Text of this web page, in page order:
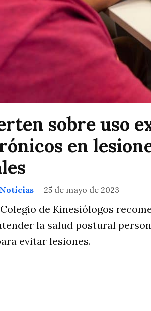
sobre uso
en
25 de mayo de 2023
de Kinesiólogos
la salud postural
evitar lesiones.